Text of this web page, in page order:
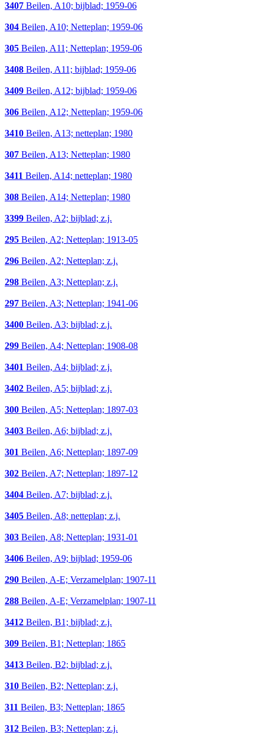
3407 Beilen, A10; bijblad; 1959-06
304 Beilen, A10; Netteplan; 1959-06
305 Beilen, A11; Netteplan; 1959-06
3408 Beilen, A11; bijblad; 1959-06
3409 Beilen, A12; bijblad; 1959-06
306 Beilen, A12; Netteplan; 1959-06
3410 Beilen, A13; netteplan; 1980
307 Beilen, A13; Netteplan; 1980
3411 Beilen, A14; netteplan; 1980
308 Beilen, A14; Netteplan; 1980
3399 Beilen, A2; bijblad; z.j.
295 Beilen, A2; Netteplan; 1913-05
296 Beilen, A2; Netteplan; z.j.
298 Beilen, A3; Netteplan; z.j.
297 Beilen, A3; Netteplan; 1941-06
3400 Beilen, A3; bijblad; z.j.
299 Beilen, A4; Netteplan; 1908-08
3401 Beilen, A4; bijblad; z.j.
3402 Beilen, A5; bijblad; z.j.
300 Beilen, A5; Netteplan; 1897-03
3403 Beilen, A6; bijblad; z.j.
301 Beilen, A6; Netteplan; 1897-09
302 Beilen, A7; Netteplan; 1897-12
3404 Beilen, A7; bijblad; z.j.
3405 Beilen, A8; netteplan; z.j.
303 Beilen, A8; Netteplan; 1931-01
3406 Beilen, A9; bijblad; 1959-06
290 Beilen, A-E; Verzamelplan; 1907-11
288 Beilen, A-E; Verzamelplan; 1907-11
3412 Beilen, B1; bijblad; z.j.
309 Beilen, B1; Netteplan; 1865
3413 Beilen, B2; bijblad; z.j.
310 Beilen, B2; Netteplan; z.j.
311 Beilen, B3; Netteplan; 1865
312 Beilen, B3; Netteplan; z.j.